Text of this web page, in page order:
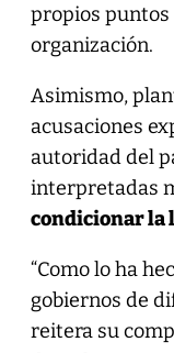
propios puntos
organización.
Asimismo,
acusaciones
autoridad del
interpretadas
condicionar la
“Como lo ha
gobiernos de
reitera su